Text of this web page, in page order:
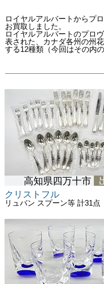
ロイヤルアルバートからプ
お買取しました。
ロイヤルアルバートのプロ
表された、カナダ各州の州
する12種類（今回はその内
高知県四万十市
クリストフル
リュバン スプーン等 計31点